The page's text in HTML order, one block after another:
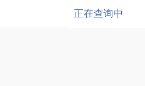
正在查询中